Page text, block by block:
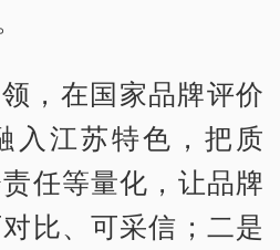
，在国家品牌评价
入江苏特色，把质
任等量化，让品牌
比、可采信；二是